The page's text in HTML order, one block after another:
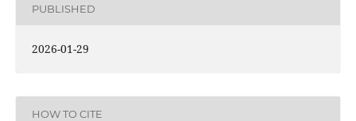
PUBLISHED
2026-01-29
HOW TO CITE